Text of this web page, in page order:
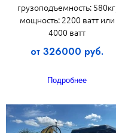
грузоподъемность: 580кг,
мощность: 2200 ватт или
4000 ватт
от 326000 руб.
Подробнее